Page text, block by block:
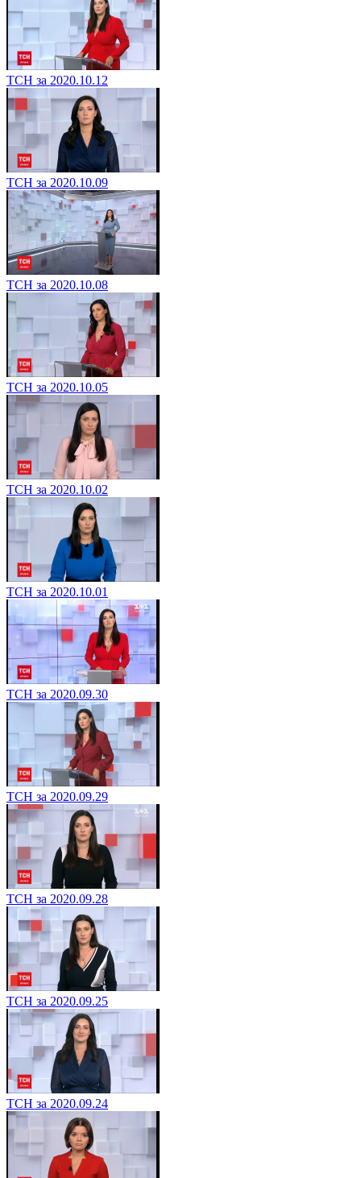
ТСН за 2020.10.12
ТСН за 2020.10.09
ТСН за 2020.10.08
ТСН за 2020.10.05
ТСН за 2020.10.02
ТСН за 2020.10.01
ТСН за 2020.09.30
ТСН за 2020.09.29
ТСН за 2020.09.28
ТСН за 2020.09.25
ТСН за 2020.09.24